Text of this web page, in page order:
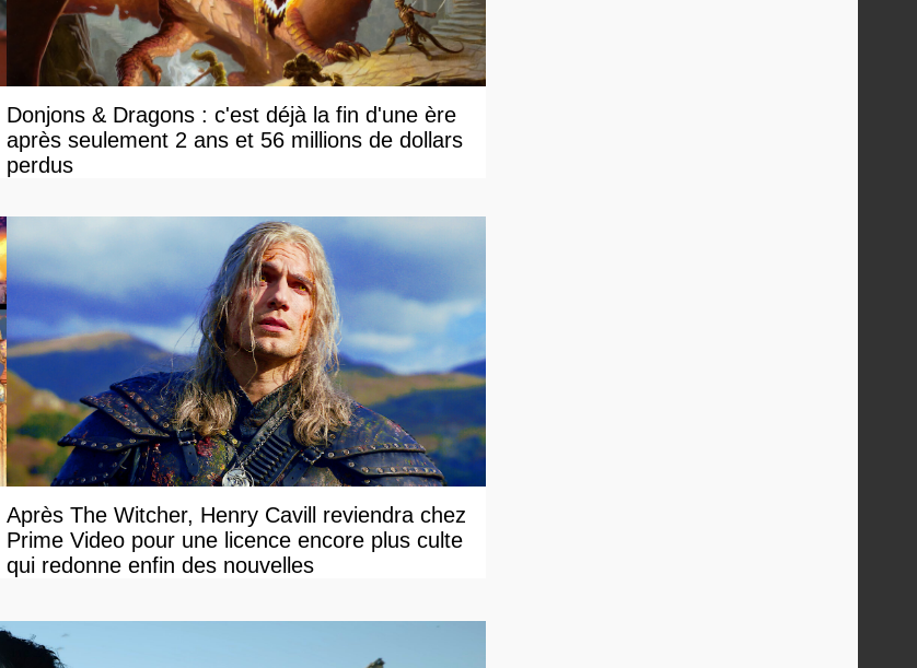
Donjons & Dragons : c'est déjà la fin d'une ère
après seulement 2 ans et 56 millions de dollars
perdus
Après The Witcher, Henry Cavill reviendra chez
Prime Video pour une licence encore plus culte
qui redonne enfin des nouvelles